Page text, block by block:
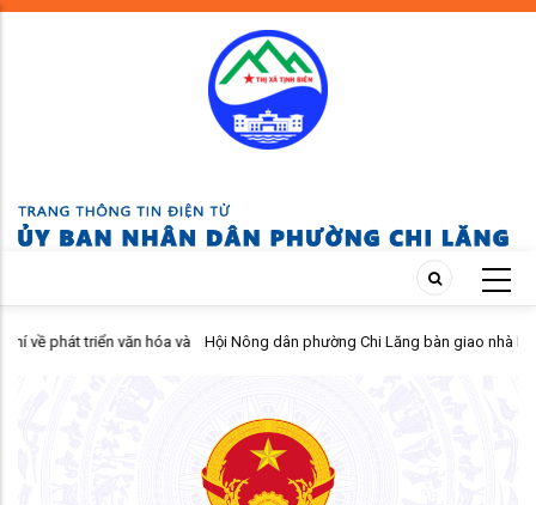
Skip
văn hóa và
Hội Nông dân phường Chi Lăng bàn giao nhà Mái ấm nông